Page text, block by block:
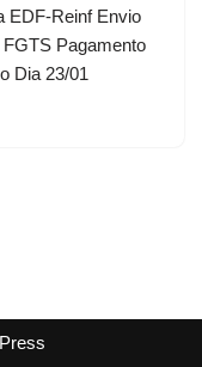
EDF-Reinf Envio
Pagamento
Dia 23/01